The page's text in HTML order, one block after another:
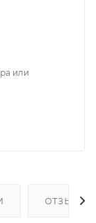
или
ОТЗЫВЫ